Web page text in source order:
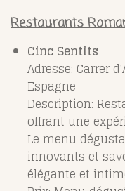
Restaurants
Cinc Sentits
Adresse: Carrer
Espagne
Description:
offrant une
Le menu
innovants et
élégante et